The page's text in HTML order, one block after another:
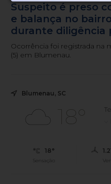
Suspeito é preso
e balança no
durante diligência
Ocorrência foi registrada na
(5) em Blumenau.
Blumenau, SC
18°
18°
Sensação